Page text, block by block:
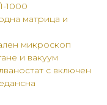
1000
матрица и
микроскоп
и вакуум
с включен